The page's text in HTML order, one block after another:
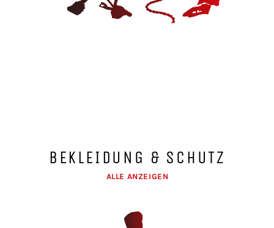
BEKLEIDUNG & SCHUTZ
ALLE ANZEIGEN